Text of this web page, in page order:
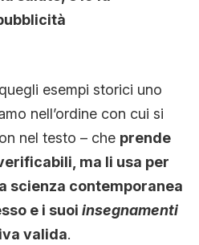
esempi storici uno
nell’ordine con cui si
nel testo – che prende
ma li usa per
scienza contemporanea
e i suoi insegnamenti
valida.